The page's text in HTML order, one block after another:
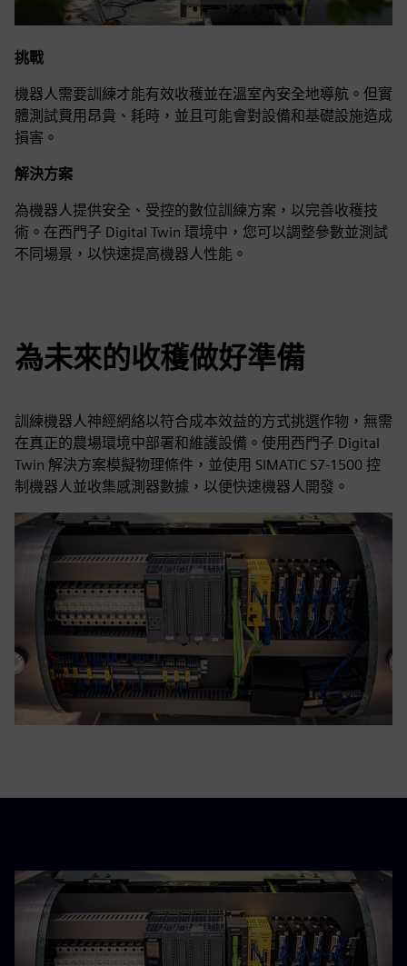
挑戰
機器人需要訓練才能有效收穫並在溫室內安全地導航。但實
體測試費用昂貴、耗時，並且可能會對設備和基礎設施造成
損害。
解決方案
為機器人提供安全、受控的數位訓練方案，以完善收穫技
術。在西門子 Digital Twin 環境中，您可以調整參數並測試
不同場景，以快速提高機器人性能。
為未來的收穫做好準備
訓練機器人神經網絡以符合成本效益的方式挑選作物，無需
在真正的農場環境中部署和維護設備。使用西門子 Digital
Twin 解決方案模擬物理條件，並使用 SIMATIC S7-1500 控
制機器人並收集感測器數據，以便快速機器人開發。